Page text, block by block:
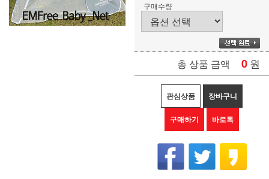
구매수량
총 상품 금액 0 원
관심상품 장바구니
구매하기 바로톡